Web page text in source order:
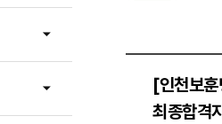
[인천보
최종합격